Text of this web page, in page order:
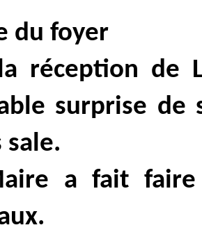
du foyer
réception de
surprise
a fait faire